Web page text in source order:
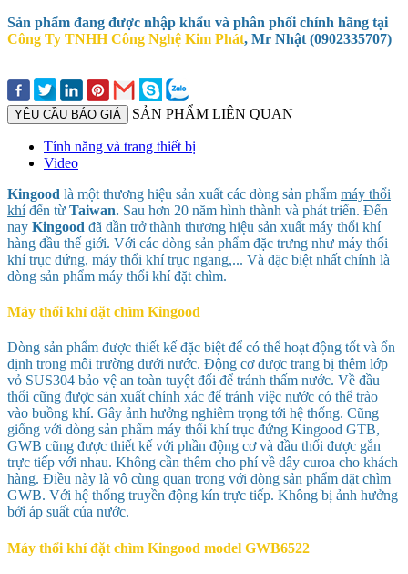
Sản phẩm đang được nhập khẩu và phân phối chính hãng tại
Công Ty TNHH Công Nghệ Kim Phát, Mr Nhật (0902335707)
YÊU CẦU BÁO GIÁ SẢN PHẨM LIÊN QUAN
Tính năng và trang thiết bị
Video
Kingood là một thương hiệu sản xuất các dòng sản phẩm máy thổi
khíđến từ Taiwan. Sau hơn 20 năm hình thành và phát triển. Đến
nay Kingood đã dần trở thành thương hiệu sản xuất máy thổi khí
hàng đầu thế giới. Với các dòng sản phẩm đặc trưng như máy thổi
khí trục đứng, máy thổi khí trục ngang,... Và đặc biệt nhất chính là
dòng sản phẩm máy thổi khí đặt chìm.
Máy thổi khí đặt chìm Kingood
Dòng sản phẩm được thiết kế đặc biệt để có thể hoạt động tốt và ổn
định trong môi trường dưới nước. Động cơ được trang bị thêm lớp
vỏ SUS304 bảo vệ an toàn tuyệt đối để tránh thấm nước. Về đầu
thổi cũng được sản xuất chính xác để tránh việc nước có thể trào
vào buồng khí. Gây ảnh hưởng nghiêm trọng tới hệ thống. Cũng
giống với dòng sản phẩm máy thổi khí trục đứng Kingood GTB,
GWB cũng được thiết kế với phần động cơ và đầu thối được gắn
trực tiếp với nhau. Không cần thêm cho phí về dây curoa cho khách
hàng. Điều này là vô cùng quan trong với dòng sản phẩm đặt chìm
GWB. Với hệ thống truyền động kín trực tiếp. Không bị ảnh hưởng
bởi áp suất của nước.
Máy thổi khí đặt chìm Kingood model GWB6522